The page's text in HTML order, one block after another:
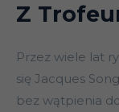
Z
Przez wiele lat
się Jacques
bez wątpienia